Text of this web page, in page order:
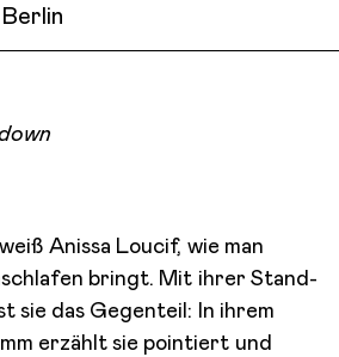
Anissa Loucif, wie man
bringt. Mit ihrer Stand-
sie das Gegenteil: In ihrem
erzählt sie pointiert und